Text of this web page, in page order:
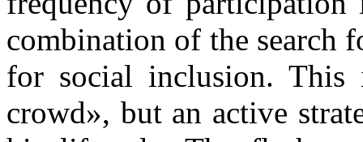
combination of the search
for social inclusion.
crowd», but an active